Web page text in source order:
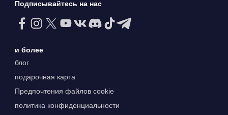
Подписывайтесь на нас
и более
блог
подарочная карта
Предпочтения файлов cookie
политика конфиденциальности